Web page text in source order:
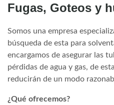
Fugas, Goteos y
Somos una empresa
búsqueda de esta para
encargamos de asegurar las
pérdidas de agua y gas, de
reducirán de un modo
¿Qué ofrecemos?